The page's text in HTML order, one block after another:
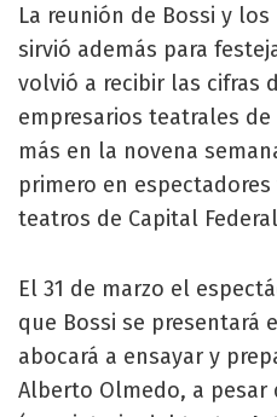
La reunión de Bossi y
sirvió además para
volvió a recibir las cifras
empresarios teatrales
más en la novena
primero en
teatros de Capital
El 31 de marzo el
que Bossi se presentará
abocará a ensayar y
Alberto Olmedo, a pesar